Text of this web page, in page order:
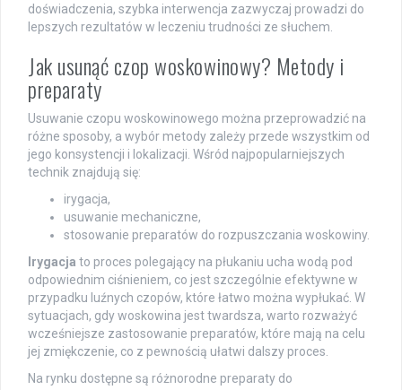
doświadczenia, szybka interwencja zazwyczaj prowadzi do
lepszych rezultatów w leczeniu trudności ze słuchem.
Jak usunąć czop woskowinowy? Metody i
preparaty
Usuwanie czopu woskowinowego można przeprowadzić na
różne sposoby, a wybór metody zależy przede wszystkim od
jego konsystencji i lokalizacji. Wśród najpopularniejszych
technik znajdują się:
irygacja,
usuwanie mechaniczne,
stosowanie preparatów do rozpuszczania woskowiny.
Irygacja to proces polegający na płukaniu ucha wodą pod
odpowiednim ciśnieniem, co jest szczególnie efektywne w
przypadku luźnych czopów, które łatwo można wypłukać. W
sytuacjach, gdy woskowina jest twardsza, warto rozważyć
wcześniejsze zastosowanie preparatów, które mają na celu
jej zmiękczenie, co z pewnością ułatwi dalszy proces.
Na rynku dostępne są różnorodne preparaty do